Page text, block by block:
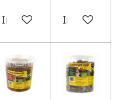
In winkelwagen
In